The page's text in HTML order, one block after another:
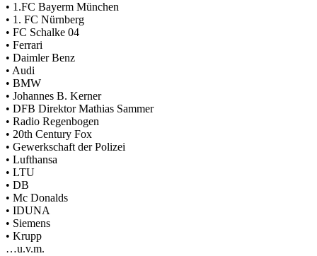
• 1.FC Bayerm München
• 1. FC Nürnberg
• FC Schalke 04
• Ferrari
• Daimler Benz
• Audi
• BMW
• Johannes B. Kerner
• DFB Direktor Mathias Sammer
• Radio Regenbogen
• 20th Century Fox
• Gewerkschaft der Polizei
• Lufthansa
• LTU
• DB
• Mc Donalds
• IDUNA
• Siemens
• Krupp
…u.v.m.